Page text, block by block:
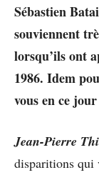
Sébastien
souviennent
lorsqu’ils ont
1986. Idem
vous en ce
Jean-Pierre
disparitions qui